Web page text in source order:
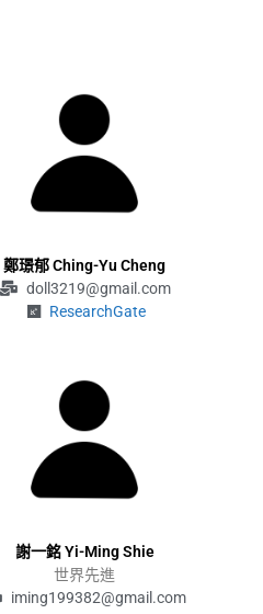
鄭璟郁 Ching-Yu Cheng
doll3219@gmail.com
ResearchGate
謝一銘 Yi-Ming Shie
世界先進
iming199382@gmail.com